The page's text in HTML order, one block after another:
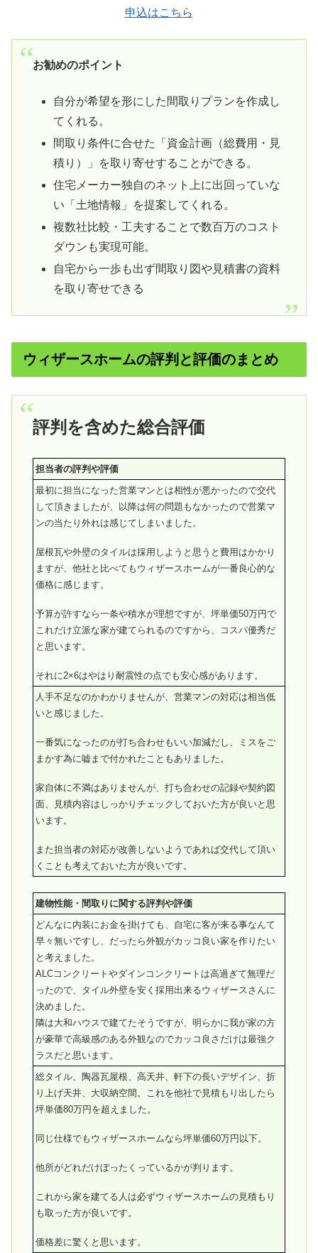
申込はこちら
お勧めのポイント
自分が希望を形にした間取りプランを作成し
てくれる。
間取り条件に合せた「資金計画（総費用・見
積り）」を取り寄せすることができる。
住宅メーカー独自のネット上に出回っていな
い「土地情報」を提案してくれる。
複数社比較・工夫することで数百万のコスト
ダウンも実現可能。
自宅から一歩も出ず間取り図や見積書の資料
を取り寄せできる
ウィザースホームの評判と評価のまとめ
評判を含めた総合評価
担当者の評判や評価
最初に担当になった営業マンとは相性が悪かったので交代
して頂きましたが、以降は何の問題もなかったので営業マ
ンの当たり外れは感じてしまいました。
屋根瓦や外壁のタイルは採用しようと思うと費用はかかり
ますが、他社と比べてもウィザースホームが一番良心的な
価格に感じます。
予算が許すなら一条や積水が理想ですが、坪単価50万円で
これだけ立派な家が建てられるのですから、コスパ優秀だ
と思います。
それに2×6はやはり耐震性の点でも安心感があります。
人手不足なのかわかりませんが、営業マンの対応は相当低
いと感じました。
一番気になったのが打ち合わせもいい加減だし、ミスをご
まかす為に嘘まで付かれたこともありました。
家自体に不満はありませんが、打ち合わせの記録や契約図
面、見積内容はしっかりチェックしておいた方が良いと思
います。
また担当者の対応が改善しないようであれば交代して頂い
くことも考えておいた方が良いです。
建物性能・間取りに関する評判や評価
どんなに内装にお金を掛けても、自宅に客が来る事なんて
早々無いですし、だったら外観がカッコ良い家を作りたい
と考えました。
ALCコンクリートやダインコンクリートは高過ぎて無理だ
ったので、タイル外壁を安く採用出来るウィザースさんに
決めました。
隣は大和ハウスで建てたそうですが、明らかに我が家の方
が豪華で高級感のある外観なのでカッコ良さだけは最強ク
ラスだと思います。
総タイル、陶器瓦屋根、高天井、軒下の長いデザイン、折
り上げ天井、大収納空間。これを他社で見積もり出したら
坪単価80万円を超えました。
同じ仕様でもウィザースホームなら坪単価60万円以下。
他所がどれだけぼったくっているかが判ります。
これから家を建てる人は必ずウィザースホームの見積もり
も取った方が良いです。
価格差に驚くと思います。